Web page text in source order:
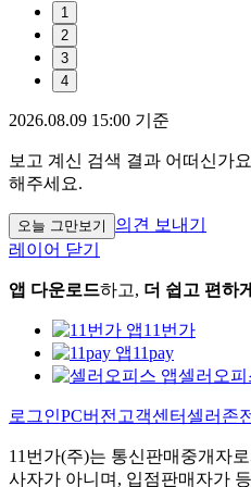
1
2
3
4
2026.08.09 15:00 기준
보고 계신 검색 결과 어떠신가
해주세요.
오늘 그만보기
의견 보내기
레이어 닫기
앱 다운로드하고, 더 쉽고 편하
11번가
11pay
셀러오피
로그인PC버전 고객센터셀러존
11번가(주)는 통신판매중개자
사자가 아니며, 입점판매자가